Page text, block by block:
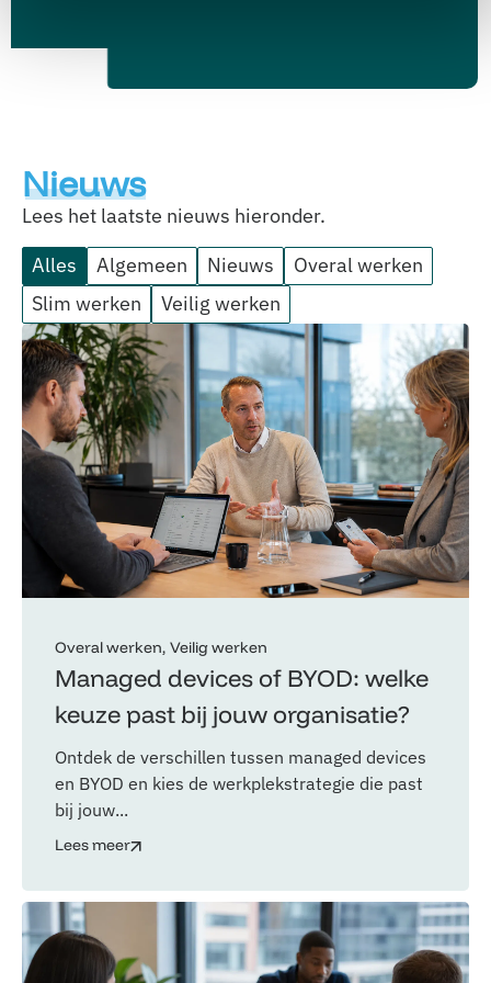
Nieuws
Lees het laatste nieuws hieronder.
Alles
Algemeen Nieuws
Overal werken
Slim werken
Veilig werken
Overal werken Veilig werken
Managed devices of BYOD: welke
keuze past bij jouw organisatie?
Ontdek de verschillen tussen managed devices
en BYOD en kies de werkplekstrategie die past
bij jouw...
Lees meer